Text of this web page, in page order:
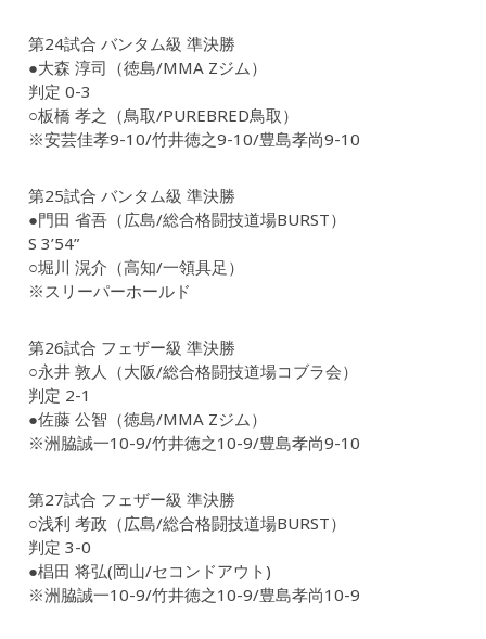
第24試合 バンタム級 準決勝
●大森 淳司（徳島/MMA Zジム）
判定 0-3
○板橋 孝之（鳥取/PUREBRED鳥取）
※安芸佳孝9-10/竹井徳之9-10/豊島孝尚9-10
第25試合 バンタム級 準決勝
●門田 省吾（広島/総合格闘技道場BURST）
S 3’54”
○堀川 滉介（高知/一領具足）
※スリーパーホールド
第26試合 フェザー級 準決勝
○永井 敦人（大阪/総合格闘技道場コブラ会）
判定 2-1
●佐藤 公智（徳島/MMA Zジム）
※洲脇誠一10-9/竹井徳之10-9/豊島孝尚9-10
第27試合 フェザー級 準決勝
○浅利 考政（広島/総合格闘技道場BURST）
判定 3-0
●椙田 将弘(岡山/セコンドアウト)
※洲脇誠一10-9/竹井徳之10-9/豊島孝尚10-9